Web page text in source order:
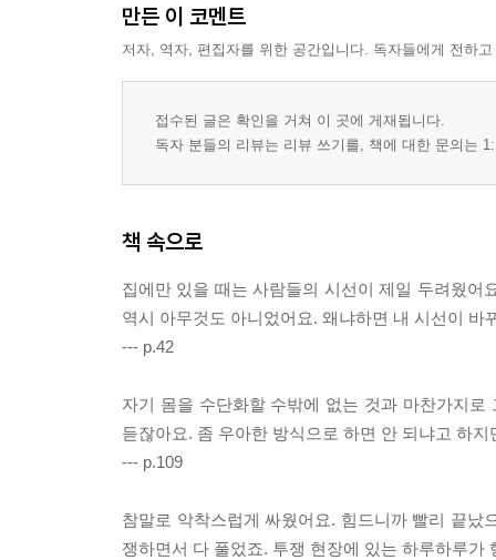
만든 이 코멘트
저자, 역자, 편집자를 위한 공간입니다. 독자들에게 전하
접수된 글은 확인을 거쳐 이 곳에 게재됩니다.
독자 분들의 리뷰는 리뷰 쓰기를, 책에 대한 문의는
책 속으로
집에만 있을 때는 사람들의 시선이 제일 두려웠어
역시 아무것도 아니었어요. 왜냐하면 내 시선이 바
--- p.42
자기 몸을 수단화할 수밖에 없는 것과 마찬가지
듣잖아요. 좀 우아한 방식으로 하면 안 되냐고 하
--- p.109
참말로 악착스럽게 싸웠어요. 힘드니까 빨리 끝
쟁하면서 다 풀었죠. 투쟁 현장에 있는 하루하루가